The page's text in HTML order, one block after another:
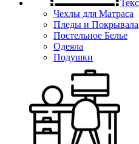
Чехлы для Матраса
Пледы и Покрывала
Постельное Белье
Одеяла
Подушки